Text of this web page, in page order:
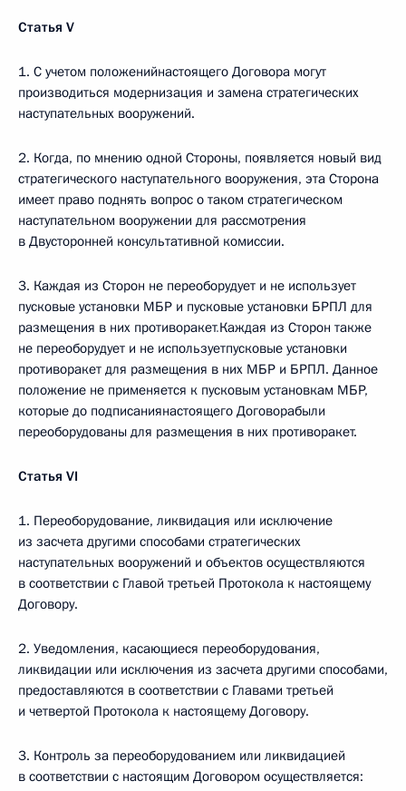
Статья V
1. С учетом положенийнастоящего Договора могут
производиться модернизация и замена стратегических
наступательных вооружений.
2. Когда, по мнению одной Стороны, появляется новый вид
стратегического наступательного вооружения, эта Сторона
имеет право поднять вопрос о таком стратегическом
наступательном вооружении для рассмотрения
в Двусторонней консультативной комиссии.
3. Каждая из Сторон не переоборудует и не использует
пусковые установки МБР и пусковые установки БРПЛ для
размещения в них противоракет.Каждая из Сторон также
не переоборудует и не используетпусковые установки
противоракет для размещения в них МБР и БРПЛ. Данное
положение не применяется к пусковым установкам МБР,
которые до подписаниянастоящего Договорабыли
переоборудованы для размещения в них противоракет.
Статья VI
1. Переоборудование, ликвидация или исключение
из засчета другими способами стратегических
наступательных вооружений и объектов осуществляются
в соответствии с Главой третьей Протокола к настоящему
Договору.
2. Уведомления, касающиеся переоборудования,
ликвидации или исключения из засчета другими способами,
предоставляются в соответствии с Главами третьей
и четвертой Протокола к настоящему Договору.
3. Контроль за переоборудованием или ликвидацией
в соответствии с настоящим Договором осуществляется: